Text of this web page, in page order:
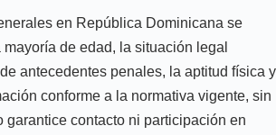
en República Dominicana se
de edad, la situación legal
antecedentes penales, la aptitud física y
conforme a la normativa vigente, sin
garantice contacto ni participación en